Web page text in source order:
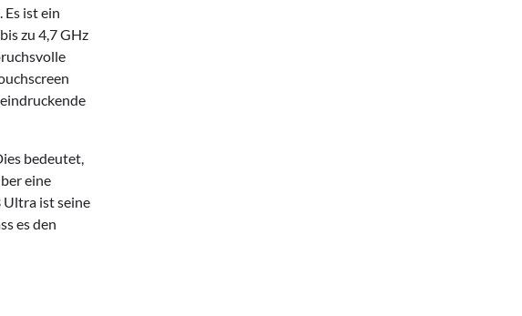
ist ein
zu 4,7 GHz
bedeutet,
eine
Ultra ist seine
es den